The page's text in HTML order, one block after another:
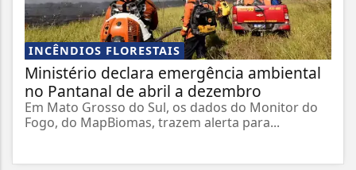
INCÊNDIOS FLORESTAIS
Ministério declara emergência ambiental
no Pantanal de abril a dezembro
Em Mato Grosso do Sul, os dados do Monitor do
Fogo, do MapBiomas, trazem alerta para...